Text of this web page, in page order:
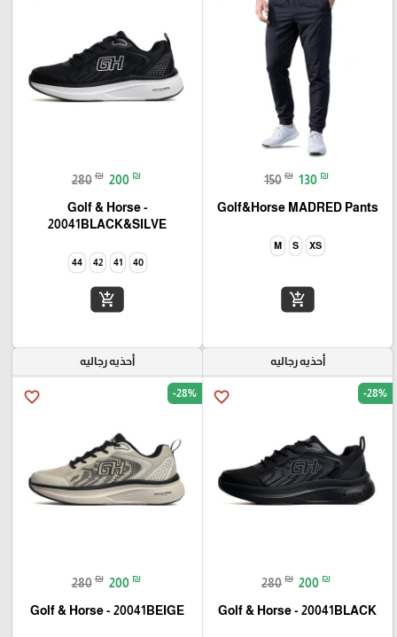
150 ₪ 130 ₪
Golf&Horse MADRED Pants
XS
S
M
add_shopping_cart
280 ₪ 200 ₪
Golf & Horse -
20041BLACK&SILVE
40
41
42
44
add_shopping_cart
أحذيه رجاليه
favorite_border -28%
280 ₪ 200 ₪
Golf & Horse - 20041BLACK
أحذيه رجاليه
favorite_border -28%
280 ₪ 200 ₪
Golf & Horse - 20041BEIGE